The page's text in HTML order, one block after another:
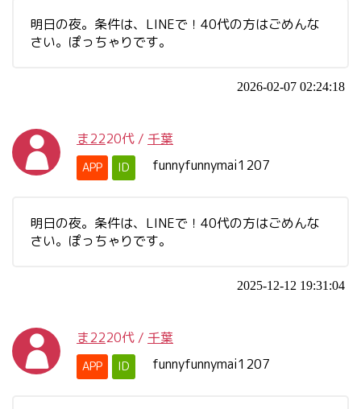
明日の夜。条件は、LINEで！40代の方はごめんな
さい。ぽっちゃりです。
2026-02-07 02:24:18
ま2220代 / 千葉
APP ID funnyfunnymai1207
明日の夜。条件は、LINEで！40代の方はごめんな
さい。ぽっちゃりです。
2025-12-12 19:31:04
ま2220代 / 千葉
APP ID funnyfunnymai1207